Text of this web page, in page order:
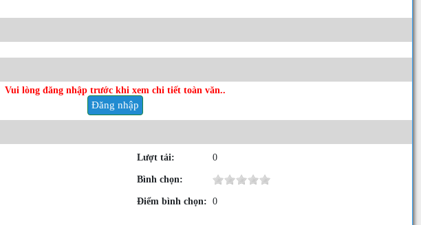
Vui lòng đăng nhập trước khi xem chi tiết toàn văn..
Đăng nhập
Lượt tải: 0
Bình chọn:
Điểm bình chọn: 0